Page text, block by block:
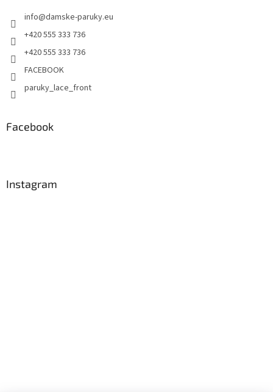
info@damske-paruky.eu
+420 555 333 736
+420 555 333 736
FACEBOOK
paruky_lace_front
Facebook
Instagram